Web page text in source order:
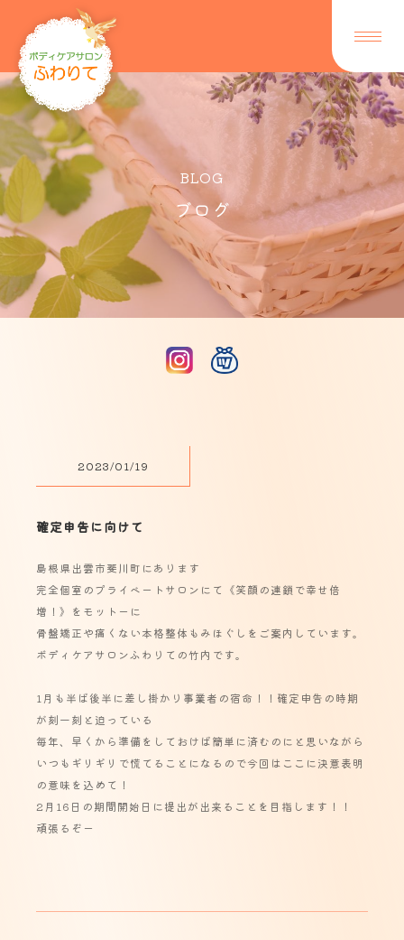
BLOG
ブログ
2023/01/19
確定申告に向けて
島根県出雲市斐川町にあります
完全個室のプライベートサロンにて《笑顔の連鎖で幸せ倍
増！》をモットーに
骨盤矯正や痛くない本格整体もみほぐしをご案内しています。
ボディケアサロンふわりての竹内です。
1月も半ば後半に差し掛かり事業者の宿命！！確定申告の時期
が刻一刻と迫っている
毎年、早くから準備をしておけば簡単に済むのにと思いながら
いつもギリギリで慌てることになるので今回はここに決意表明
の意味を込めて！
2月16日の期間開始日に提出が出来ることを目指します！！
頑張るぞー